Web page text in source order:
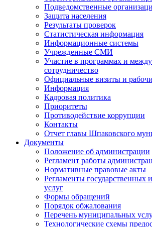
Подведомственные
Защита населения
Результаты проверок
Статистическая информация
Информационные системы
Учрежденные СМИ
Участие в программах и
сотрудничество
Официальные визиты и
Информация
Кадровая политика
Приоритеты
Противодействие коррупции
Контакты
Отчет главы Шпаковского
Документы
Положение об администрации
Регламент работы
Нормативные правовые акты
Регламенты
услуг
Формы обращений
Порядок обжалования
Перечень муниципальных
Технологические схемы